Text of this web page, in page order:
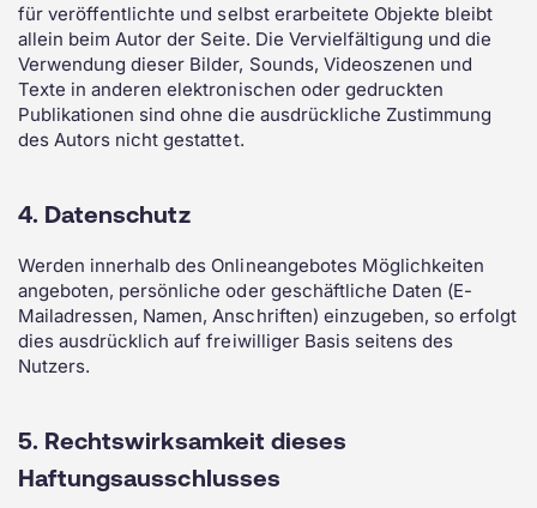
für veröffentlichte und selbst erarbeitete Objekte bleibt
allein beim Autor der Seite. Die Vervielfältigung und die
Verwendung dieser Bilder, Sounds, Videoszenen und
Texte in anderen elektronischen oder gedruckten
Publikationen sind ohne die ausdrückliche Zustimmung
des Autors nicht gestattet.
4. Datenschutz
Werden innerhalb des Onlineangebotes Möglichkeiten
angeboten, persönliche oder geschäftliche Daten (E-
Mailadressen, Namen, Anschriften) einzugeben, so erfolgt
dies ausdrücklich auf freiwilliger Basis seitens des
Nutzers.
5. Rechtswirksamkeit dieses
Haftungsausschlusses